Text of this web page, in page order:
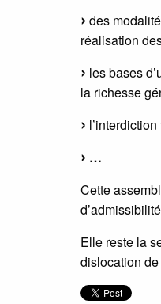
des
réalisation
les bases
la richesse
…
Cette
Elle reste la
dislocation